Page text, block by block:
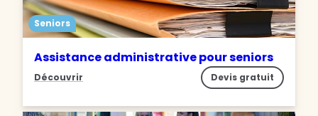
Seniors
Assistance administrative pour seniors
Découvrir Devis gratuit